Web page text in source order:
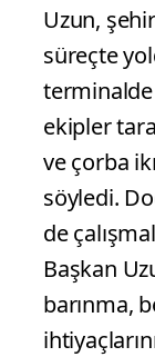
Uzun,
süreçte
ekipler
ve çorba
söyledi.
de
Başkan
barınma,